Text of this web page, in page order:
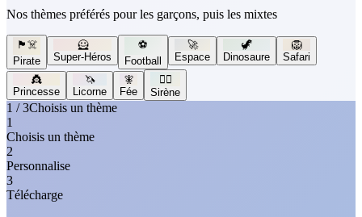
Nos thèmes préférés pour les garçons, puis les mixtes
🏴‍☠️
Pirate
🦸
Super-Héros
⚽
Football
🚀
Espace
🦖
Dinosaure
🦁
Safari
👸
Princesse
🦄
Licorne
🧚
Fée
🧜‍♀️
Sirène
1 / 3Choisis un thème
1
Choisis un thème
2
Personnalise
3
Télécharge